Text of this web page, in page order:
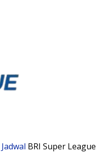
Jadwal BRI Super League